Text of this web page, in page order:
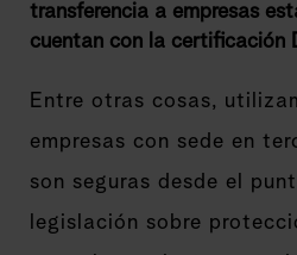
transferencia a empresas
cuentan con la certificación
Entre otras cosas,
empresas con sede en
son seguras desde el
legislación sobre